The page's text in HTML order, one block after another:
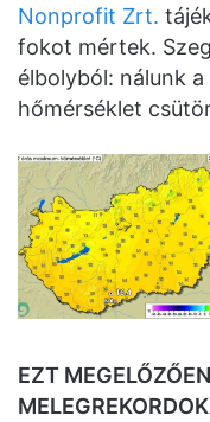
Nonprofit Zrt.
fokot mértek.
élbolyból: nálunk
hőmérséklet
EZT